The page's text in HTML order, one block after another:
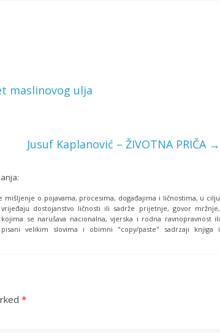
maslinovog ulja
Jusuf Kaplanović – ŽIVOTNA PRIČA →
o pojavama, procesima, događajima i ličnostima, u cilju
dostojanstvo ličnosti ili sadrže prijetnje, govor mržnje,
se narušava nacionalna, vjerska i rodna ravnopravnost ili
velikim slovima i obimni "copy/paste" sadrzaji knjiga i
*